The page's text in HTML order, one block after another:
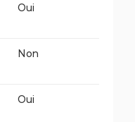
Oui
Non
Oui